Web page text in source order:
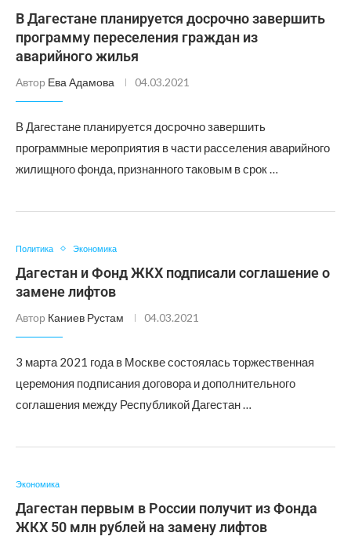
В Дагестане планируется досрочно завершить
программу переселения граждан из
аварийного жилья
Автор Ева Адамова 04.03.2021
В Дагестане планируется досрочно завершить
программные мероприятия в части расселения аварийного
жилищного фонда, признанного таковым в срок …
Политика Экономика
Дагестан и Фонд ЖКХ подписали соглашение о
замене лифтов
Автор Каниев Рустам 04.03.2021
3 марта 2021 года в Москве состоялась торжественная
церемония подписания договора и дополнительного
соглашения между Республикой Дагестан …
Экономика
Дагестан первым в России получит из Фонда
ЖКХ 50 млн рублей на замену лифтов